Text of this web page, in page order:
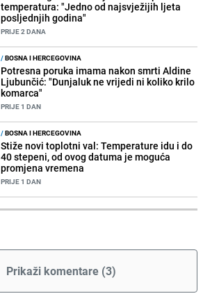
temperatura: "Jedno od najsvježijih ljeta
posljednjih godina"
PRIJE 2 DANA
/BOSNA I HERCEGOVINA
Potresna poruka imama nakon smrti Aldine
Ljubunčić: "Dunjaluk ne vrijedi ni koliko krilo
komarca"
PRIJE 1 DAN
/BOSNA I HERCEGOVINA
Stiže novi toplotni val: Temperature idu i do
40 stepeni, od ovog datuma je moguća
promjena vremena
PRIJE 1 DAN
Prikaži komentare (3)